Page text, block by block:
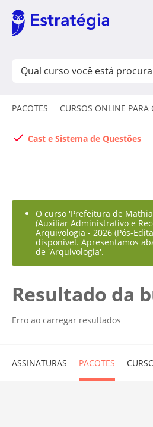
PACOTES CURSOS ONLINE PARA
Cast e Sistema de Questões
O curso 'Prefeitura de
(Auxiliar Administrativo e
Arquivologia - 2026 (Pós-
disponível. Apresentamos
de 'Arquivologia'.
Resultado da
Erro ao carregar resultados
ASSINATURAS PACOTES